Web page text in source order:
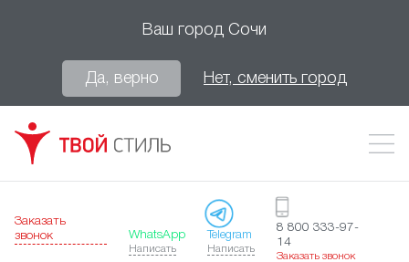
Ваш город Сочи
Да, верно Нет, сменить город
Заказать
звонок
WhatsApp
Написать
Telegram
Написать
8 800 333-97-
14
Заказать звонок